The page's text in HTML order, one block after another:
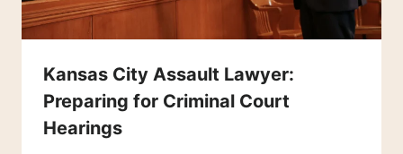
Kansas City Assault Lawyer:
Preparing for Criminal Court
Hearings